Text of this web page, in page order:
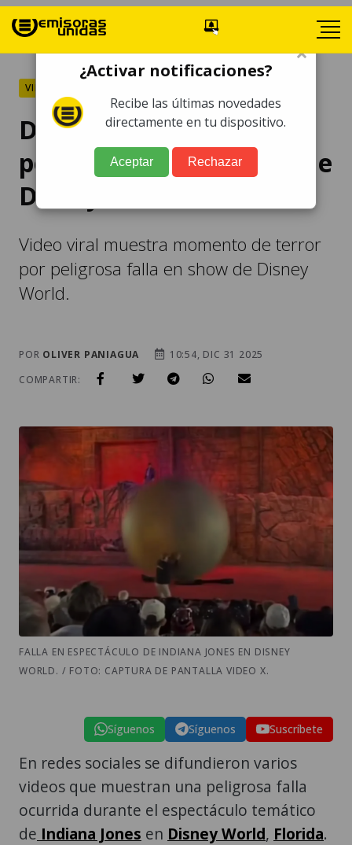
VIRAL
Difunden video de
peligrosa falla en show de
Disney World
Video viral muestra momento de terror
por peligrosa falla en show de Disney
World.
POR OLIVER PANIAGUA
10:54, DIC 31 2025
COMPARTIR:
FALLA EN ESPECTÁCULO DE INDIANA JONES EN DISNEY
WORLD. / FOTO: CAPTURA DE PANTALLA VIDEO X.
Síguenos Síguenos Suscríbete
En redes sociales se difundieron varios
videos que muestran una peligrosa falla
ocurrida durante el espectáculo temático
de Indiana Jones en Disney World, Florida.
×
¿Activar notificaciones?
Recibe las últimas novedades
directamente en tu dispositivo.
Aceptar Rechazar